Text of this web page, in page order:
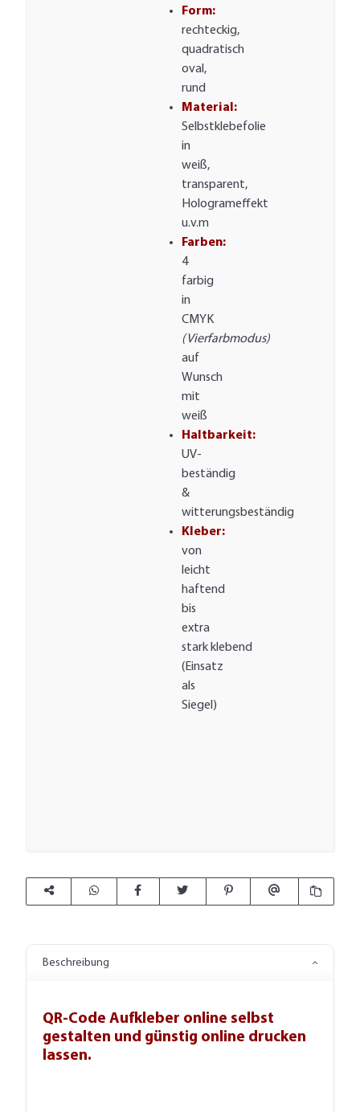
Form:
rechteckig,
quadratisch
oval,
rund
Material:
Selbstklebefolie
in
weiß,
transparent,
Hologrameffekt
u.v.m
Farben:
4
farbig
in
CMYK
(Vierfarbmodus)
auf
Wunsch
mit
weiß
Haltbarkeit:
UV-
beständig
&
witterungsbeständig
Kleber:
von
leicht
haftend
bis
extra
stark klebend
(Einsatz
als
Siegel)
Beschreibung
QR-Code Aufkleber online selbst
gestalten und günstig online drucken
lassen.